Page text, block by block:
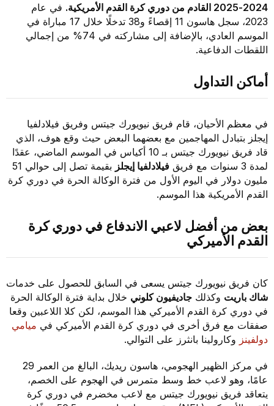
2024-2025 القادم من دوري كرة القدم الأمريكية.
في عام
2023، سجل هاسون 11 إقصاءً و38 تدخلًا خلال 17 مباراة في
الموسم العادي، بالإضافة إلى مشاركته في 74% من إجمالي
اللقطات الدفاعية.
أماكن التداول
في معظم الأحيان، قام فريق نيويورك جيتس وفريق فيلادلفيا
إيجلز بتبادل المهاجمين مع بعضهما البعض حيث وقع هوف، الذي
قاد فريق نيويورك جيتس بـ 10 أكياس في الموسم الماضي، عقدًا
لمدة 3 سنوات مع فريق
فيلادلفيا إيجلز
بقيمة تصل إلى حوالي 51
مليون دولار في اليوم الأول من فترة الوكالة الحرة في دوري كرة
القدم الأمريكية هذا الموسم.
بعض من أفضل لاعبي الاندفاع في دوري كرة
القدم الأميركي
كان فريق نيويورك جيتس يسعى في السابق للحصول على خدمات
شاك باريتوكذلكجاديفيون كلوني خلال بداية فترة الوكالة الحرة
في دوري كرة القدم الأميركي هذا الموسم، لكن كلا اللاعبين وقعا
صفقات مع فرق أخرى في دوري كرة القدم الأميركي في ميامي
دولفينزوكارولينا بانثرز على التوالي.
في مركز الظهير الهجومي، هاسون ريديك، البالغ من العمر 29
عامًا، وهو لاعب خط وسط متمرس في الهجوم على الخصم،
يتعاقد فريق نيويورك جيتس مع لاعب مخضرم في دوري كرة